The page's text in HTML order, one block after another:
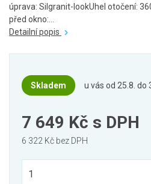
úprava: Silgranit-lookUhel otočení:
před okno:...
Detailní popis
Skladem u vás od 25.8. do
7 649 Kč s DPH
6 322 Kč bez DPH